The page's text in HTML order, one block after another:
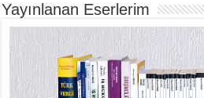
Yayınlanan Eserlerim